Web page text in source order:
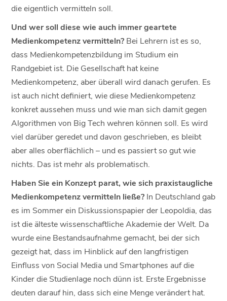
die eigentlich vermitteln soll.
Und wer soll diese wie auch immer geartete
Medienkompetenz vermitteln? Bei Lehrern ist es so,
dass Medienkompetenzbildung im Studium ein
Randgebiet ist. Die Gesellschaft hat keine
Medienkompetenz, aber überall wird danach gerufen. Es
ist auch nicht definiert, wie diese Medienkompetenz
konkret aussehen muss und wie man sich damit gegen
Algorithmen von Big Tech wehren können soll. Es wird
viel darüber geredet und davon geschrieben, es bleibt
aber alles oberflächlich – und es passiert so gut wie
nichts. Das ist mehr als problematisch.
Haben Sie ein Konzept parat, wie sich praxistaugliche
Medienkompetenz vermitteln ließe? In Deutschland gab
es im Sommer ein Diskussionspapier der Leopoldia, das
ist die älteste wissenschaftliche Akademie der Welt. Da
wurde eine Bestandsaufnahme gemacht, bei der sich
gezeigt hat, dass im Hinblick auf den langfristigen
Einfluss von Social Media und Smartphones auf die
Kinder die Studienlage noch dünn ist. Erste Ergebnisse
deuten darauf hin, dass sich eine Menge verändert hat.